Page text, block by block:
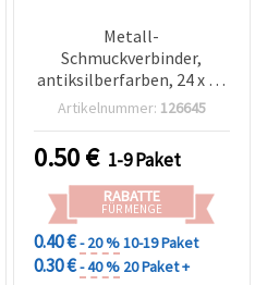
Metall-
Schmuckverbinder,
antiksilberfarben, 24 x 42
x 2,5 mm, Loch 1,5 mm, 2
Bastelprojekte
Artikelnummer: 126645
0.50€ 1-9 Paket
RABATTE
FÜR MENGE
0.40 €- 20 %10-19 Paket
0.30 €- 40 % 20 Paket +